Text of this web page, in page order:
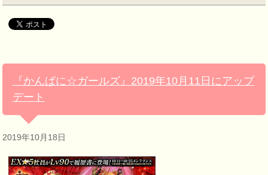
『かんぱに☆ガールズ』2019年10月11日にアップ
デート
2019年10月18日